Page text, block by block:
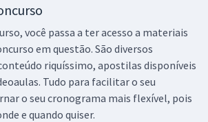
você passa a ter acesso a materiais
em questão. São diversos
riquíssimo, apostilas disponíveis
Tudo para facilitar o seu
o seu cronograma mais flexível, pois
e quando quiser.